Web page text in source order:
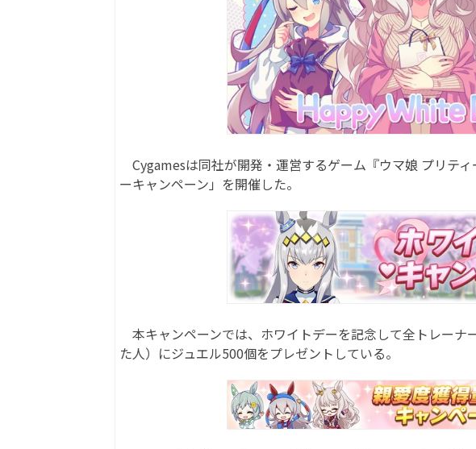
Cygamesは同社が開発・運営するゲーム『ウマ娘 プリテ
ーキャンペーン」を開催した。
本キャンペーンでは、ホワイトデーを記念して全トレーナ
た人）にジュエル500個をプレゼントしている。